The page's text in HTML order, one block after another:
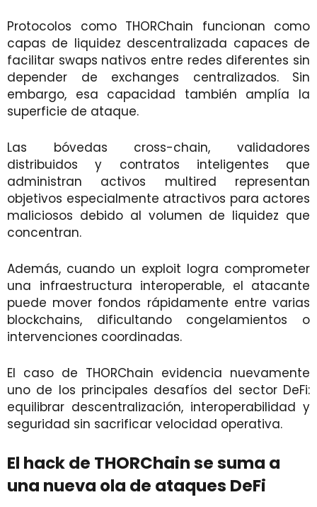
Protocolos como THORChain funcionan como
capas de liquidez descentralizada capaces de
facilitar swaps nativos entre redes diferentes sin
depender de exchanges centralizados. Sin
embargo, esa capacidad también amplía la
superficie de ataque.
Las bóvedas cross-chain, validadores
distribuidos y contratos inteligentes que
administran activos multired representan
objetivos especialmente atractivos para actores
maliciosos debido al volumen de liquidez que
concentran.
Además, cuando un exploit logra comprometer
una infraestructura interoperable, el atacante
puede mover fondos rápidamente entre varias
blockchains, dificultando congelamientos o
intervenciones coordinadas.
El caso de THORChain evidencia nuevamente
uno de los principales desafíos del sector DeFi:
equilibrar descentralización, interoperabilidad y
seguridad sin sacrificar velocidad operativa.
El hack de THORChain se suma a
una nueva ola de ataques DeFi